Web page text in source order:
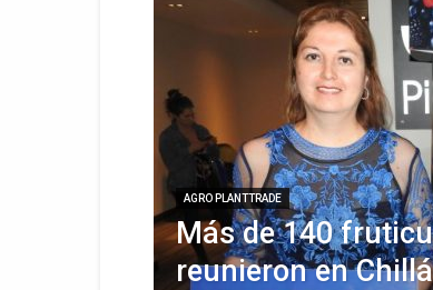
AGRO PLANTTRADE
Más de 140
reunieron en